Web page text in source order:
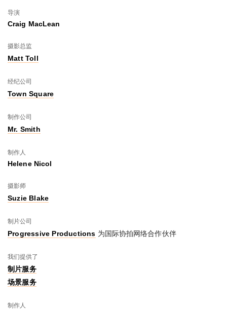
导演
Craig MacLean
摄影总监
Matt Toll
经纪公司
Town Square
制作公司
Mr. Smith
制作人
Helene Nicol
摄影师
Suzie Blake
制片公司
Progressive Productions 为国际协拍网络合作伙伴
我们提供了
制片服务
场景服务
制作人